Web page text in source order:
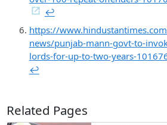
↩︎
https://
news/punjab-mann-govt-to-
lords-for-up-to-two-years-
↩︎
Related Pages